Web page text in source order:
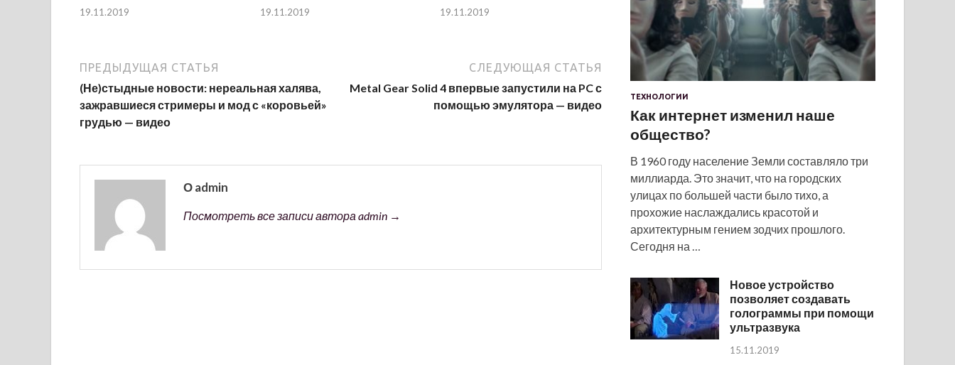
19.11.2019 19.11.2019 19.11.2019
ПРЕДЫДУЩАЯ СТАТЬЯ
(Не)стыдные новости: нереальная халява,
зажравшиеся стримеры и мод с «коровьей»
грудью — видео
СЛЕДУЮЩАЯ СТАТЬЯ
Metal Gear Solid 4 впервые запустили на PC с
помощью эмулятора — видео
О admin
Посмотреть все записи автора admin →
ТЕХНОЛОГИИ
Как интернет изменил наше
общество?
В 1960 году население Земли составляло три
миллиарда. Это значит, что на городских
улицах по большей части было тихо, а
прохожие наслаждались красотой и
архитектурным гением зодчих прошлого.
Сегодня на …
Новое устройство
позволяет создавать
голограммы при помощи
ультразвука
15.11.2019